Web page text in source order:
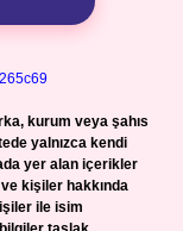
kurum veya şahıs
yalnızca kendi
yer alan içerikler
kişiler hakkında
ile isim